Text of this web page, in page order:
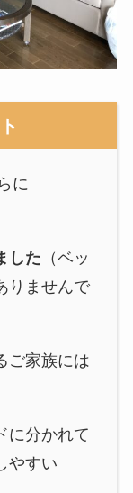
に
した （ベッ
りませんで
ご家族には
に分かれて
やすい